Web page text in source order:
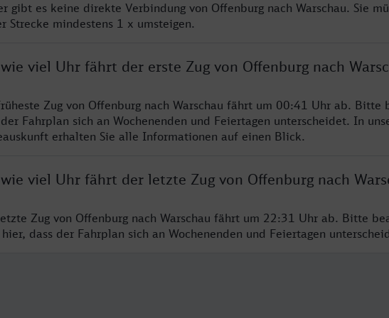
gibt es keine direkte Verbindung von Offenburg nach Warschau. Sie
Strecke mindestens 1 x umsteigen.
viel Uhr fährt der erste Zug von Offenburg nach
Zug von Offenburg nach Warschau fährt um 00:41 Uhr ab. Bitte
Fahrplan sich an Wochenenden und Feiertagen unterscheidet. In
erhalten Sie alle Informationen auf einen Blick.
viel Uhr fährt der letzte Zug von Offenburg nach
Zug von Offenburg nach Warschau fährt um 22:31 Uhr ab. Bitte
hier, dass der Fahrplan sich an Wochenenden und Feiertagen